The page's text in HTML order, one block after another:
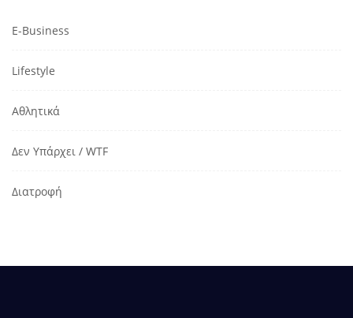
E-Business
Lifestyle
Αθλητικά
Δεν Υπάρχει / WTF
Διατροφή